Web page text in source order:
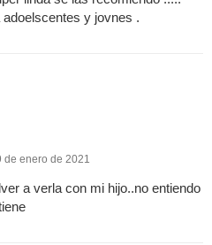
y jovnes .
de enero de 2021
a verla con mi hijo..no entiendo